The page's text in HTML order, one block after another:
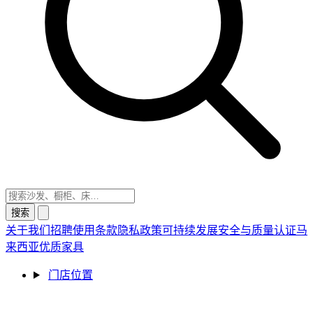
搜索
关于我们 招聘使用条款隐私政策可持续发展安全与质量认证马
来西亚优质家具
门店位置